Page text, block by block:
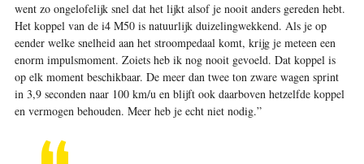
went zo ongelofelijk snel dat het lijkt alsof je nooit anders gereden hebt.
Het koppel van de i4 M50 is natuurlijk duizelingwekkend. Als je op
eender welke snelheid aan het stroompedaal komt, krijg je meteen een
enorm impulsmoment. Zoiets heb ik nog nooit gevoeld. Dat koppel is
op elk moment beschikbaar. De meer dan twee ton zware wagen sprint
in 3,9 seconden naar 100 km/u en blijft ook daarboven hetzelfde koppel
en vermogen behouden. Meer heb je echt niet nodig.”